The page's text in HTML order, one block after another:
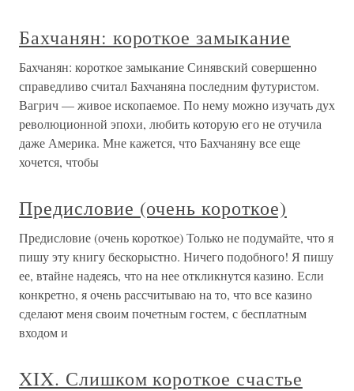
Бахчанян: короткое замыкание
Бахчанян: короткое замыкание Синявский совершенно
справедливо считал Бахчаняна последним футуристом.
Вагрич — живое ископаемое. По нему можно изучать дух
революционной эпохи, любить которую его не отучила
даже Америка. Мне кажется, что Бахчаняну все еще
хочется, чтобы
Предисловие (очень короткое)
Предисловие (очень короткое) Только не подумайте, что я
пишу эту книгу бескорыстно. Ничего подобного! Я пишу
ее, втайне надеясь, что на нее откликнутся казино. Если
конкретно, я очень рассчитываю на то, что все казино
сделают меня своим почетным гостем, с бесплатным
входом и
XIX. Слишком короткое счастье